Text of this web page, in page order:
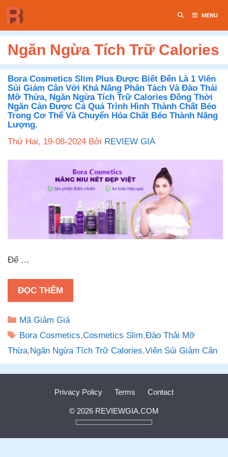
Chuyển
đến
nội
dung
MENU
Ngăn Ngừa Tích Trữ Calories
Bora Cosmetics Slim Plus Được Biết Đến Là 1 Viên
Sủi Giảm Cân Với Khả Năng Phân Tách Và Đào Thải
Mỡ Thừa, Ngăn Ngừa Tích Trữ Calories Đồng Thời
Ngăn Cản Được Cả Quá Trình Hình Thành Chất Béo
Trong Cơ Thể Và Chuyển Hóa Chất Béo Thành Năng
Lượng.
Thứ Hai, 19-08-2024 Bởi REVIEW GIÁ
Để …
ĐỌC THÊM
Danh
mục
Mã Giảm Giá
Thẻ
Bora Cosmetics,Cosmetics Slim,Đào Thải Mỡ
Thừa,Ngăn Ngừa Tích Trữ Calories,Viên Sủi Giảm Cân
Privacy Policy Terms Contact
© 2026 REVIEWGIA.COM